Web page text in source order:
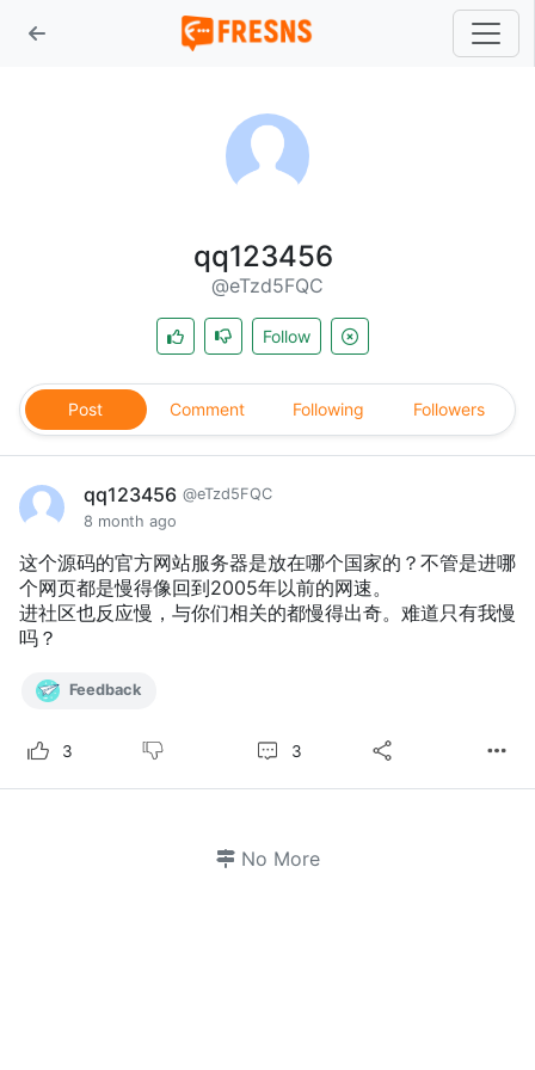
qq123456
@eTzd5FQC
Follow
Post Comment Following Followers
qq123456 @eTzd5FQC
8 month ago
这个源码的官方网站服务器是放在哪个国家的？不管是进哪
个网页都是慢得像回到2005年以前的网速。
进社区也反应慢，与你们相关的都慢得出奇。难道只有我慢
吗？
Feedback
3 3
No More